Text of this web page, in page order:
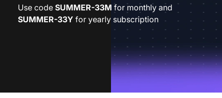
Use code SUMMER-33M for monthly and
SUMMER-33Y for yearly subscription